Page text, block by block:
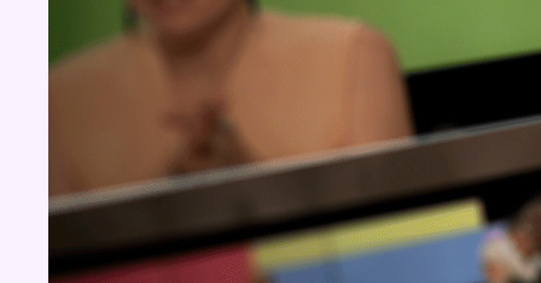
Aucun concours pour le moment